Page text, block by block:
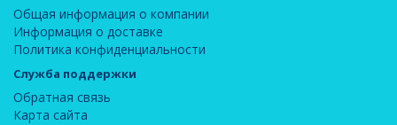
Общая информация о компании
Информация о доставке
Политика конфиденциальности
Служба поддержки
Обратная связь
Карта сайта